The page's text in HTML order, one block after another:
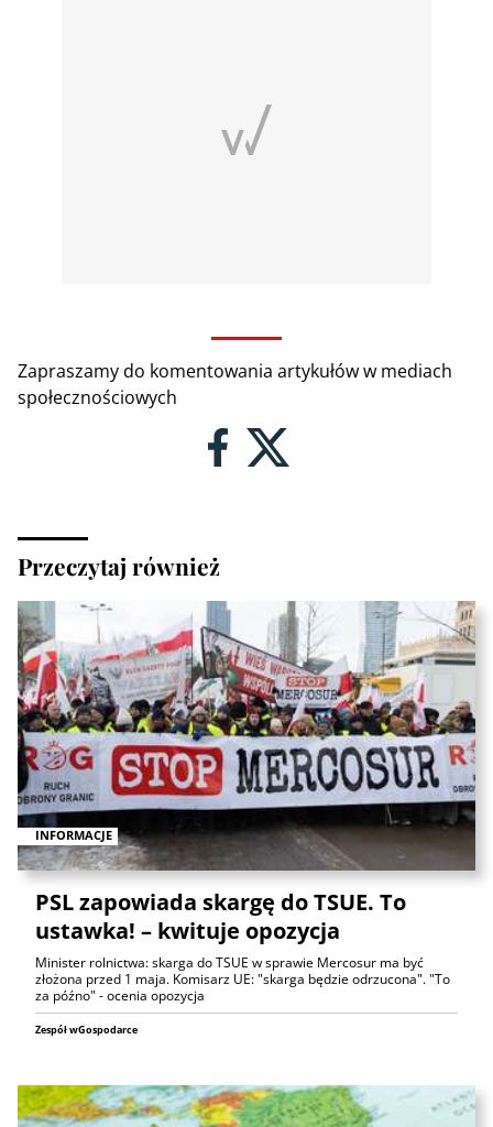
Zapraszamy do komentowania artykułów w mediach
społecznościowych
Przeczytaj również
INFORMACJE
PSL zapowiada skargę do TSUE. To
ustawka! – kwituje opozycja
Minister rolnictwa: skarga do TSUE w sprawie Mercosur ma być
złożona przed 1 maja. Komisarz UE: "skarga będzie odrzucona". "To
za późno" - ocenia opozycja
Zespół wGospodarce